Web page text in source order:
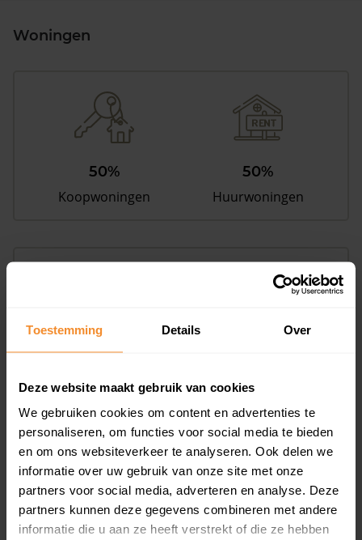
Toestemming Details Over
Deze website maakt gebruik van cookies
We gebruiken cookies om content en advertenties te
personaliseren, om functies voor social media te bieden
en om ons websiteverkeer te analyseren. Ook delen we
informatie over uw gebruik van onze site met onze
partners voor social media, adverteren en analyse. Deze
partners kunnen deze gegevens combineren met andere
informatie die u aan ze heeft verstrekt of die ze hebben
Woningen
50%
Koopwoningen
50%
Huurwoningen
aandeel van totale woningen
Bouwjaar